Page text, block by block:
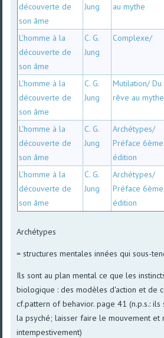
découverte de
son âme
Jung
au mythe
L'homme à la
découverte de
son âme
C. G.
Jung
Complexe/
L'homme à la
découverte de
son âme
C. G.
Jung
Mutilation/ Du
rêve au mythe
L'homme à la
découverte de
son âme
C. G.
Jung
Archétypes/
Préface 6ème
édition
L'homme à la
découverte de
son âme
C. G.
Jung
Archétypes/
Préface 6ème
édition
Archétypes
= structures mentales innées qui sous-
Ils sont au plan mental ce que les
biologique : des modèles d'action et de
cf.pattern of behavior. page 41 (n.p.s.: ils
la psyché; laisser faire le mouvement et
intempestivement)